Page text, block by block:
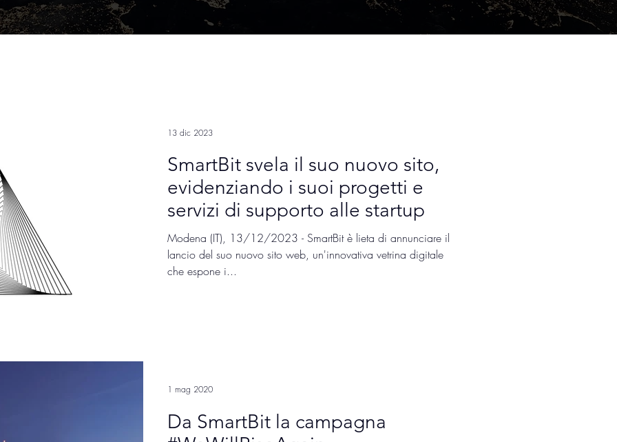
SmartBit svela il suo nuovo sito,
evidenziando i suoi progetti e
servizi di supporto alle startup
Modena (IT), 13/12/2023 - SmartBit è lieta di annunciare il
lancio del suo nuovo sito web, un'innovativa vetrina digitale
che espone i...
13 dic 2023
Da SmartBit la campagna
1 mag 2020